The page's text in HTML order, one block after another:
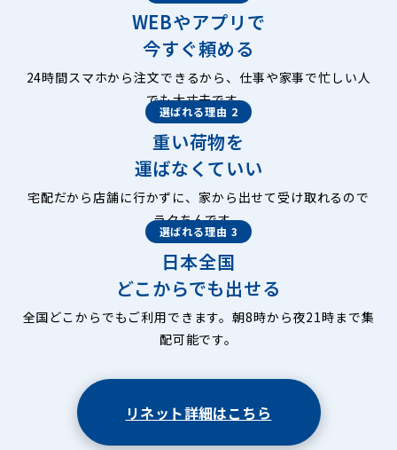
WEBやアプリで
今すぐ頼める
24時間スマホから注文できるから、仕事や家事で忙しい人
でも大丈夫です。
選ばれる理由 2
重い荷物を
運ばなくていい
宅配だから店舗に行かずに、家から出せて受け取れるので
ラクちんです。
選ばれる理由 3
日本全国
どこからでも出せる
全国どこからでもご利用できます。朝8時から夜21時まで集
配可能です。
リネット詳細はこちら